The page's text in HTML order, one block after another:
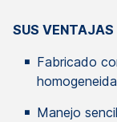
SUS VENTAJAS
Fabricado
Manejo